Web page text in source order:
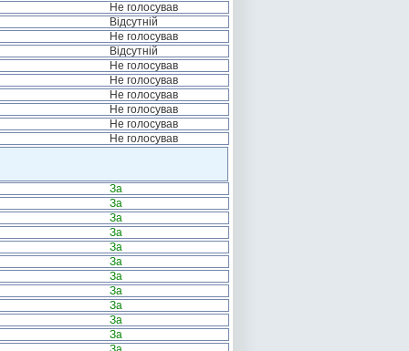
Не голосував
Відсутній
Не голосував
Відсутній
Не голосував
Не голосував
Не голосував
Не голосував
Не голосував
Не голосував
За
За
За
За
За
За
За
За
За
За
За